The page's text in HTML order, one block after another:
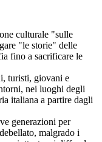
culturale "sulle
"le storie" delle
fino a sacrificare le
turisti, giovani e
nei luoghi degli
italiana a partire dagli
generazioni per
malgrado i